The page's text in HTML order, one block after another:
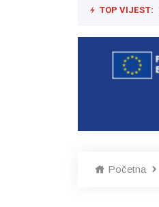
TOP VIJEST:
Početna